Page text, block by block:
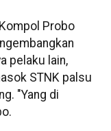
Probo
pelaku lain,
STNK palsu
"Yang di